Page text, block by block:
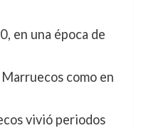
en una época de
como en
vivió periodos